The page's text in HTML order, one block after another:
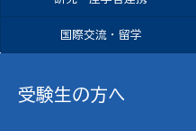
国際交流・留学
受験生の方へ